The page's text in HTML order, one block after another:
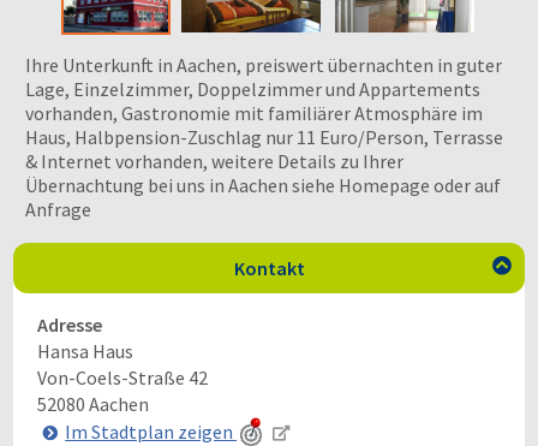
Ihre Unterkunft in Aachen, preiswert übernachten in guter
Lage, Einzelzimmer, Doppelzimmer und Appartements
vorhanden, Gastronomie mit familiärer Atmosphäre im
Haus, Halbpension-Zuschlag nur 11 Euro/Person, Terrasse
& Internet vorhanden, weitere Details zu Ihrer
Übernachtung bei uns in Aachen siehe Homepage oder auf
Anfrage
Kontakt 
Adresse
Hansa Haus
Von-Coels-Straße 42
52080 Aachen
Im Stadtplan zeigen